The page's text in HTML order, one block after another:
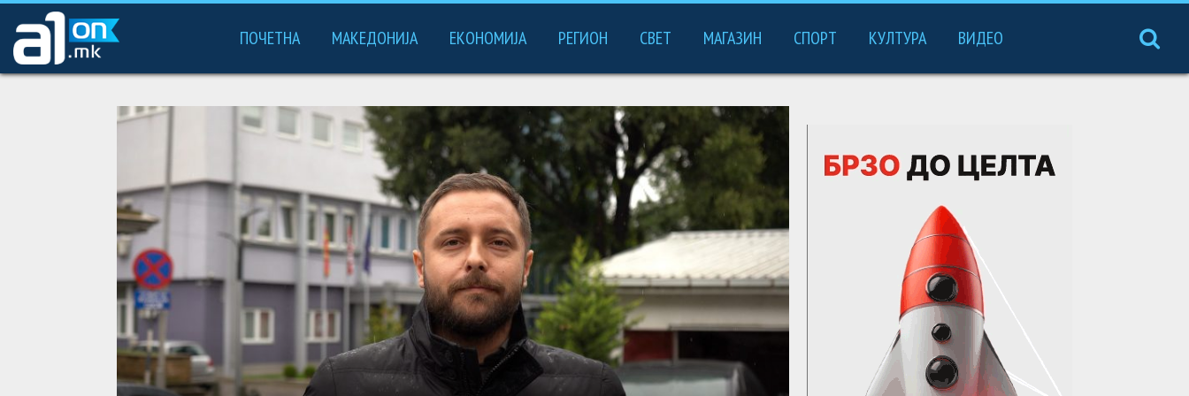
ПОЧЕТНА МАКЕДОНИЈА ЕКОНОМИЈА РЕГИОН СВЕТ МАГАЗИН СПОРТ КУЛТУРА ВИДЕО